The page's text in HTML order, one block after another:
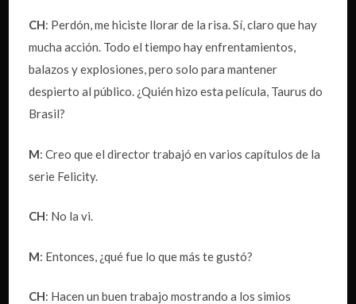
CH: Perdón, me hiciste llorar de la risa. Sí, claro que hay
mucha acción. Todo el tiempo hay enfrentamientos,
balazos y explosiones, pero solo para mantener
despierto al público. ¿Quién hizo esta película, Taurus do
Brasil?
M: Creo que el director trabajó en varios capítulos de la
serie Felicity.
CH: No la vi.
M: Entonces, ¿qué fue lo que más te gustó?
CH: Hacen un buen trabajo mostrando a los simios